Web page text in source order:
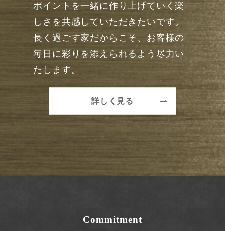
ポイントを一緒に作り上げていく楽
しさを共感していただきたいです。
長く過ごす家だからこそ、お客様の
毎日に彩りを添えられるよう尽力い
たします。
詳しく見る
Commitment